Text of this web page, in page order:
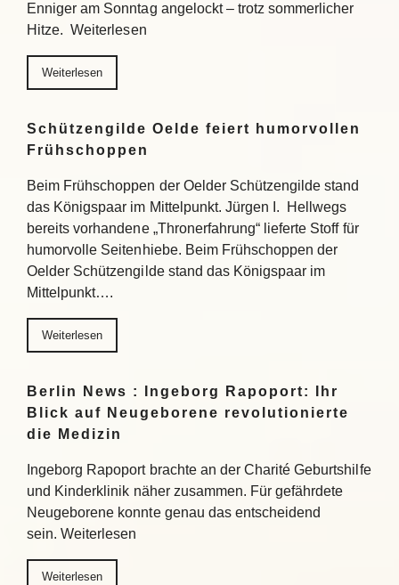
Enniger am Sonntag angelockt – trotz sommerlicher
Hitze. Weiterlesen
Weiterlesen
Schützengilde Oelde feiert humorvollen
Frühschoppen
Beim Frühschoppen der Oelder Schützengilde stand
das Königspaar im Mittelpunkt. Jürgen I. Hellwegs
bereits vorhandene „Thronerfahrung“ lieferte Stoff für
humorvolle Seitenhiebe. Beim Frühschoppen der
Oelder Schützengilde stand das Königspaar im
Mittelpunkt….
Weiterlesen
Berlin News : Ingeborg Rapoport: Ihr
Blick auf Neugeborene revolutionierte
die Medizin
Ingeborg Rapoport brachte an der Charité Geburtshilfe
und Kinderklinik näher zusammen. Für gefährdete
Neugeborene konnte genau das entscheidend
sein. Weiterlesen
Weiterlesen